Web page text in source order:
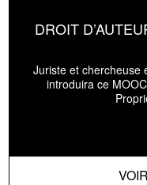
DROIT
Juriste et chercheuse
introduira ce